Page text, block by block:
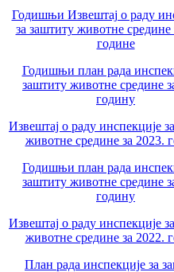
Годишњи Извештај о раду
за заштиту животне средине
године
Годишњи план рада
заштиту животне средине
годину
Извештај о раду инспекције
животне средине за 2023.
Годишњи план рада
заштиту животне средине
годину
Извештај о раду инспекције
животне средине за 2022.
План рада инспекције за